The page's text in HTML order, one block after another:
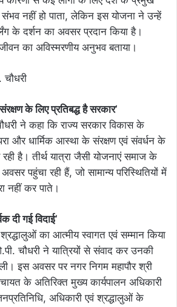
नहीं हो पाता, लेकिन इस योजना ने उन्हें
के दर्शन का अवसर प्रदान किया है।
का अविस्मरणीय अनुभव बताया।
के लिए प्रतिबद्ध है सरकार’
ने कहा कि राज्य सरकार विकास के
और धार्मिक आस्था के संरक्षण एवं संवर्धन के
रही है। तीर्थ यात्रा जैसी योजनाएं समाज के
पहुंचा रही हैं, जो सामान्य परिस्थितियों में
नहीं कर पाते।
दी गई विदाई’
श्रद्धालुओं का आत्मीय स्वागत एवं सम्मान किया
चौधरी ने यात्रियों से संवाद कर उनकी
इस अवसर पर नगर निगम महापौर श्री
के अतिरिक्त मुख्य कार्यपालन अधिकारी
अधिकारी एवं श्रद्धालुओं के